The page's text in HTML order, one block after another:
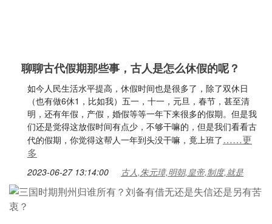
聊聊古代假期那些事，古人是怎么休假的呢？
如今人民生活水平提高，休假时间也是很多了，除了双休日
（也有做6休1，比如我）五一，十一，元旦，春节，甚至清
明，还有年假，产假，婚假等等一年下来很多的假期。但是我
们还是觉得这放假时间有点少，不够干嘛的，但是我们看看古
代的假期，你觉得这帮人一年到头没干嘛，竟上班了……更
多
2023-06-27 13:14:00 古人,朱元璋,明朝,皇帝,制度,就是